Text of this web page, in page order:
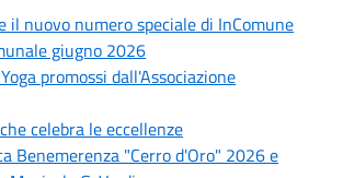
il nuovo numero speciale di InComune
giugno 2026
promossi dall'Associazione
celebra le eccellenze
Benemerenza "Cerro d'Oro" 2026 e